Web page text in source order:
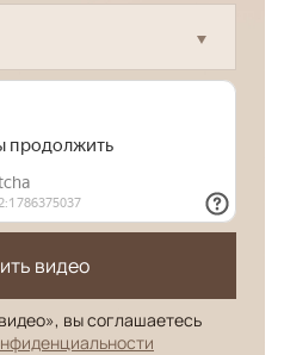
видео
вы соглашаетесь